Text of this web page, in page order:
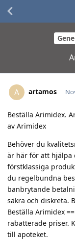
A artamos
Beställa Arimidex.
av Arimidex
Behöver du
är här för att hjälpa
förstklassiga
du regelbundna
banbrytande
säkra och diskreta.
Beställa Arimidex
rabatterade priser.
till apoteket.